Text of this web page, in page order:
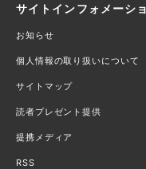
サイトインフォメーシ
お知らせ
個人情報の取り扱いについて
サイトマップ
読者プレゼント提供
提携メディア
RSS